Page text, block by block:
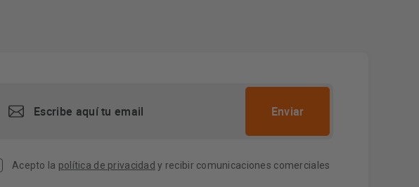
Acepto la política de privacidad y recibir comunicaciones comerciales